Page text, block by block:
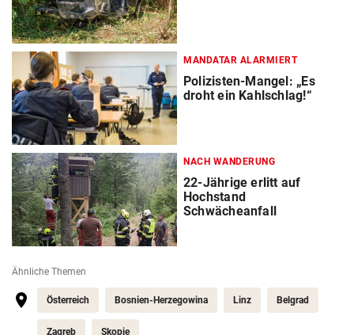
MANDATAR ALARMIERT
Polizisten-Mangel: „Es
droht ein Kahlschlag!“
NACH WANDERUNG
22-Jährige erlitt auf
Hochstand
Schwächeanfall
Ähnliche Themen
Österreich Bosnien-Herzegowina Linz Belgrad
Zagreb Skopje